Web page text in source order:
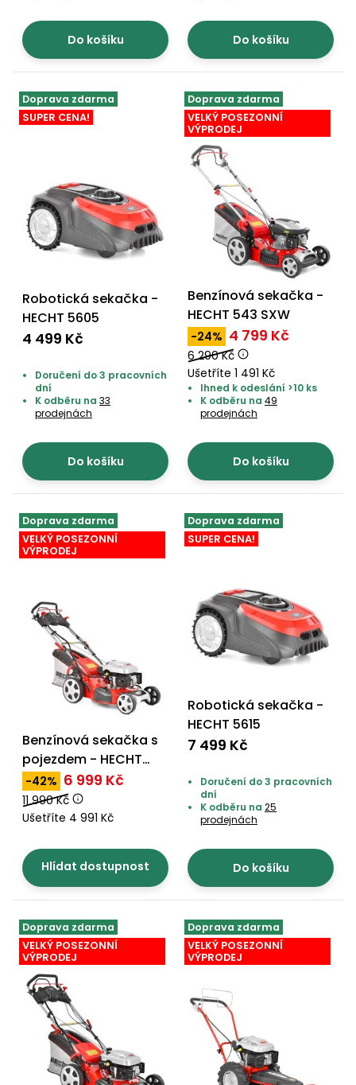
Do košíku Do košíku
Doprava zdarma
SUPER CENA!
Robotická sekačka -
HECHT 5605
4 499 Kč
Doručení do 3 pracovních
dní
K odběru na 33
prodejnách
Do košíku
Doprava zdarma
VELKÝ POSEZONNÍ
VÝPRODEJ
Benzínová sekačka -
HECHT 543 SXW
-24% 4 799 Kč
6 290 Kč
Ušetříte 1 491 Kč
Ihned k odeslání >10 ks
K odběru na 49
prodejnách
Do košíku
Doprava zdarma
VELKÝ POSEZONNÍ
VÝPRODEJ
Benzínová sekačka s
pojezdem - HECHT
5534 SWE 5 in 1
-42% 6 999 Kč
11 990 Kč
Ušetříte 4 991 Kč
Hlídat dostupnost
Doprava zdarma
SUPER CENA!
Robotická sekačka -
HECHT 5615
7 499 Kč
Doručení do 3 pracovních
dní
K odběru na 25
prodejnách
Do košíku
Doprava zdarma
VELKÝ POSEZONNÍ
VÝPRODEJ
Doprava zdarma
VELKÝ POSEZONNÍ
VÝPRODEJ